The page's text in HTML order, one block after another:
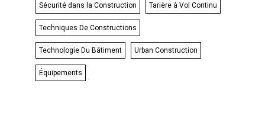
Sécurité dans la Construction Tarière à Vol Continu
Techniques De Constructions
Technologie Du Bâtiment Urban Construction
Équipements